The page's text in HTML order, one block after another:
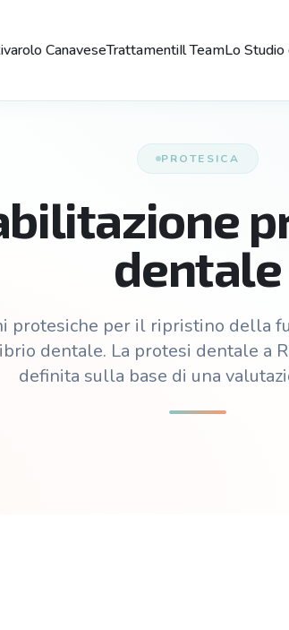
CanaveseTrattamentiIl TeamLo Studio
PROTESICA
dentale
protesiche per il ripristino della
dentale. La protesi dentale a
definita sulla base di una